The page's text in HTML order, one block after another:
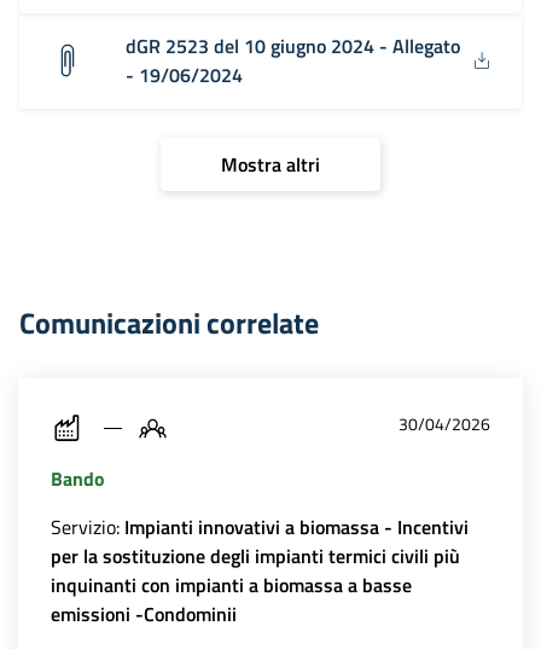
dGR 2523 del 10 giugno 2024 - Allegato
- 19/06/2024
Mostra altri
Comunicazioni correlate
30/04/2026
Bando
Servizio: Impianti innovativi a biomassa - Incentivi
per la sostituzione degli impianti termici civili più
inquinanti con impianti a biomassa a basse
emissioni -Condominii